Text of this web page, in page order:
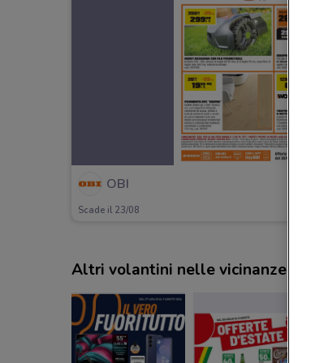
OBI
Scade il 23/08
Altri volantini nelle vicinanze